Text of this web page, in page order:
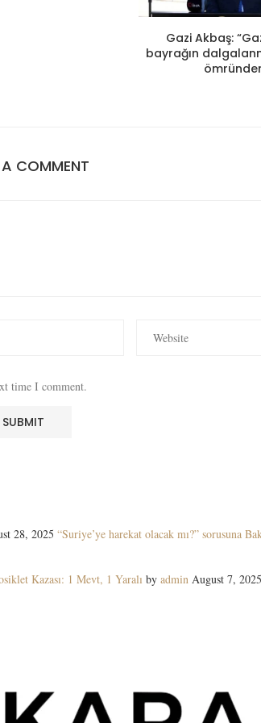
Gazi Akbaş:
bayrağın
A COMMENT
time I comment.
28, 2025 “Suriye’ye harekat olacak mı?” sorusuna
Kazası: 1 Mevt, 1 Yaralı by admin August 7, 2025